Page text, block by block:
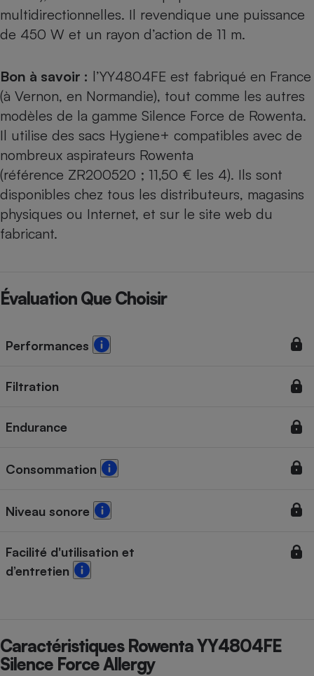
multidirectionnelles. Il revendique une puissance
de 450 W et un rayon d’action de 11 m.
Bon à savoir : l’YY4804FE est fabriqué en France
(à Vernon, en Normandie), tout comme les autres
modèles de la gamme Silence Force de Rowenta.
Il utilise des sacs Hygiene+ compatibles avec de
nombreux aspirateurs Rowenta
(référence ZR200520 ; 11,50 € les 4). Ils sont
disponibles chez tous les distributeurs, magasins
physiques ou Internet, et sur le site web du
fabricant.
Évaluation Que Choisir
Performances
Filtration
Endurance
Consommation
Niveau sonore
Facilité d'utilisation et
d’entretien
Caractéristiques Rowenta YY4804FE
Silence Force Allergy